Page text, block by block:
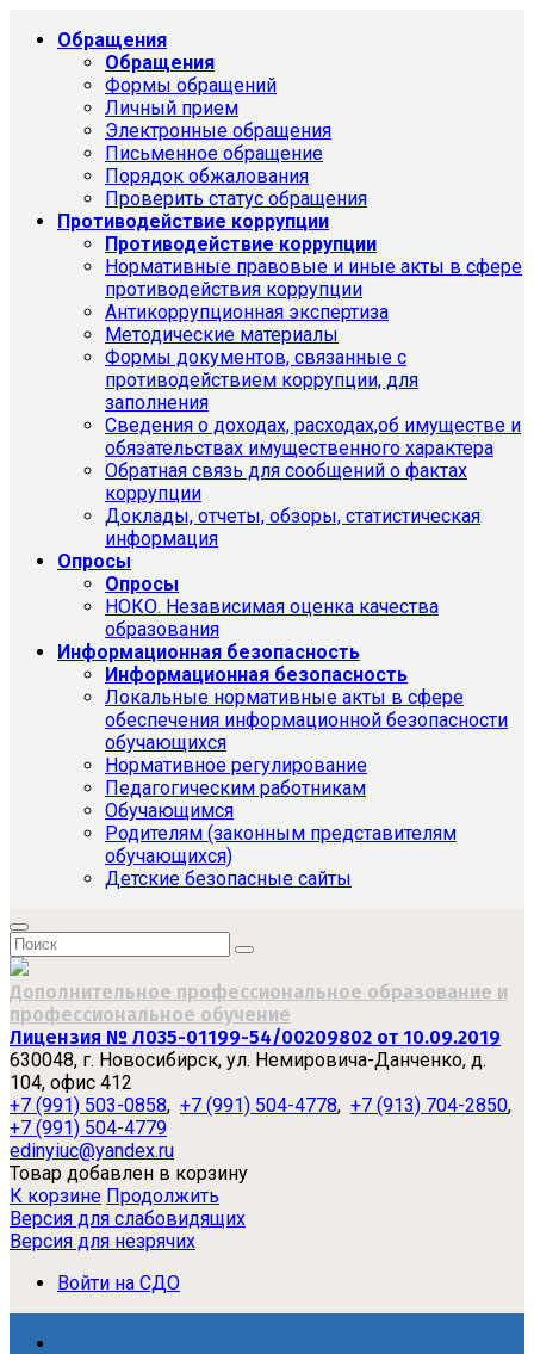
Обращения
Обращения
Формы обращений
Личный прием
Электронные обращения
Письменное обращение
Порядок обжалования
Проверить статус обращения
Противодействие коррупции
Противодействие коррупции
Нормативные правовые и иные акты в сфере
противодействия коррупции
Антикоррупционная экспертиза
Методические материалы
Формы документов, связанные с
противодействием коррупции, для
заполнения
Сведения о доходах, расходах,об имуществе и
обязательствах имущественного характера
Обратная связь для сообщений о фактах
коррупции
Доклады, отчеты, обзоры, статистическая
информация
Опросы
Опросы
НОКО. Независимая оценка качества
образования
Информационная безопасность
Информационная безопасность
Локальные нормативные акты в сфере
обеспечения информационной безопасности
обучающихся
Нормативное регулирование
Педагогическим работникам
Обучающимся
Родителям (законным представителям
обучающихся)
Детские безопасные сайты
Дополнительное профессиональное образование и
профессиональное обучение
Лицензия № Л035-01199-54/00209802 от 10.09.2019
630048, г. Новосибирск, ул. Немировича-Данченко, д.
104, офис 412
+7 (991) 503-0858, +7 (991) 504-4778, +7 (913) 704-2850,
+7 (991) 504-4779
edinyiuc@yandex.ru
Товар добавлен в корзину
К корзине Продолжить
Версия для слабовидящих
Версия для незрячих
Войти на СДО